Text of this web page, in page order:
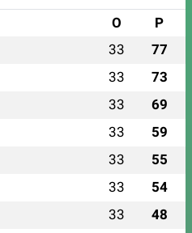
O P
33 77
33 73
33 69
33 59
33 55
33 54
33 48